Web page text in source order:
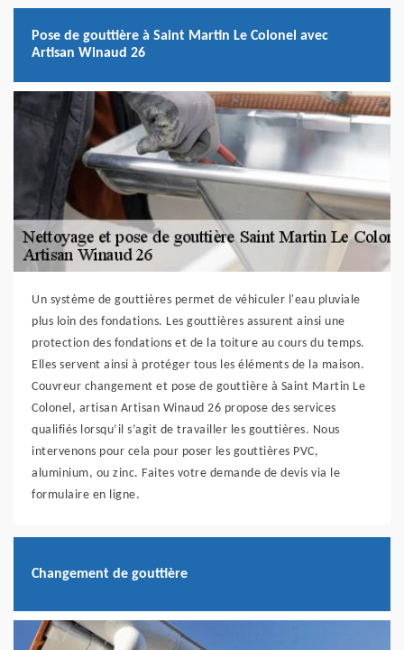
Pose de gouttière à Saint Martin Le Colonel avec
Artisan Winaud 26
Un système de gouttières permet de véhiculer l'eau pluviale
plus loin des fondations. Les gouttières assurent ainsi une
protection des fondations et de la toiture au cours du temps.
Elles servent ainsi à protéger tous les éléments de la maison.
Couvreur changement et pose de gouttière à Saint Martin Le
Colonel, artisan Artisan Winaud 26 propose des services
qualifiés lorsqu’il s’agit de travailler les gouttières. Nous
intervenons pour cela pour poser les gouttières PVC,
aluminium, ou zinc. Faites votre demande de devis via le
formulaire en ligne.
Changement de gouttière